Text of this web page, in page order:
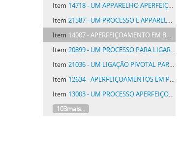
Item 14718 - UM APPARELHO APERFEIÇOADO DE ENGRENAGEM PARA MUDAR VELOCIDADES, INVERTER ANDAMENTO E TRAVAR ESPECIALMENTE DESTINADA A SER EMPREGADA EM VEHICULOS AUTOMOVEIS PARA ESTRADAS
Item 21587 - UM PROCESSO E APPARELHO APERFEIÇOADOS PARA A ALIMENTAÇÃO DE MASSAS OU CARGAS UNIFORMES DE VIDRO EM FUSAO PARA SUBSEQUENTE CONFORMAÇÃO
Item 14007 - APERFEIÇOAMENTO EM BOMBAS DE VACUO
Item 20899 - UM PROCESSO PARA LIGAR HERMETICAMENTE, EM VIDRO, FIOS DE INTRODUCÇÃO PARA CORRENTES ELECTRICAS INTENSAS, E DISPOSITIVOS PARA ESTE FIM
Item 21036 - UM LIGAÇÃO PIVOTAL PARA ESTRUCTURAS TUBULARES
Item 12634 - APERFEIÇOAMENTOS EM PRENSAS PARA MOLDAGEM DE ARTEFACTOS DE MATERIAL PLASTICO EM GERAL E EM ESPECIAL PARA MOLDAGEM DE DISCOS PHONOGRAPHICOS
Item 13003 - UM PROCESSO APERFEIÇOADO DE PREPARAR FUMO EM ROLO
103mais...